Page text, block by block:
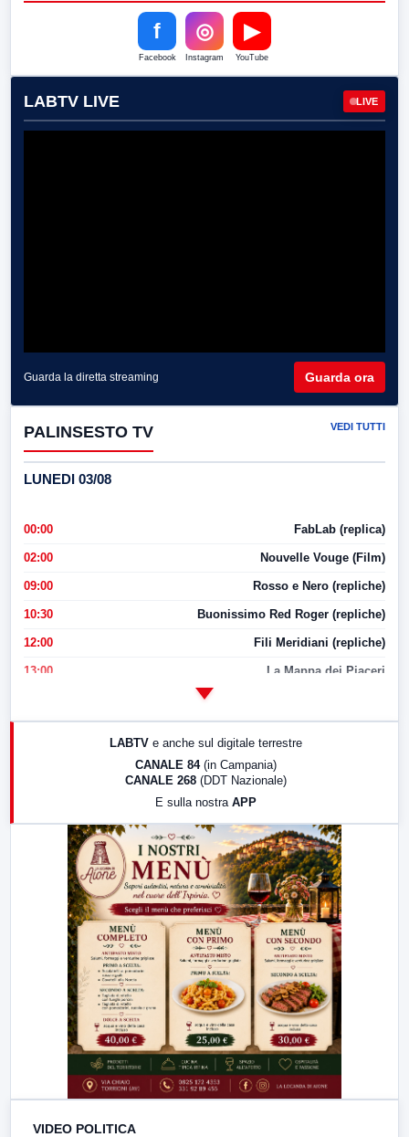
f
Facebook
◎
Instagram
▶
YouTube
LABTV LIVE LIVE
Guarda la diretta streaming Guarda ora
PALINSESTO TV VEDI TUTTI
LUNEDI 03/08
00:00 FabLab (replica)
02:00 Nouvelle Vouge (Film)
09:00 Rosso e Nero (repliche)
10:30 Buonissimo Red Roger (repliche)
12:00 Fili Meridiani (repliche)
13:00 La Mappa dei Piaceri
LabNews (replica)
LABTV e anche sul digitale terrestre
CANALE 84 (in Campania)
CANALE 268 (DDT Nazionale)
E sulla nostra APP
VIDEO POLITICA